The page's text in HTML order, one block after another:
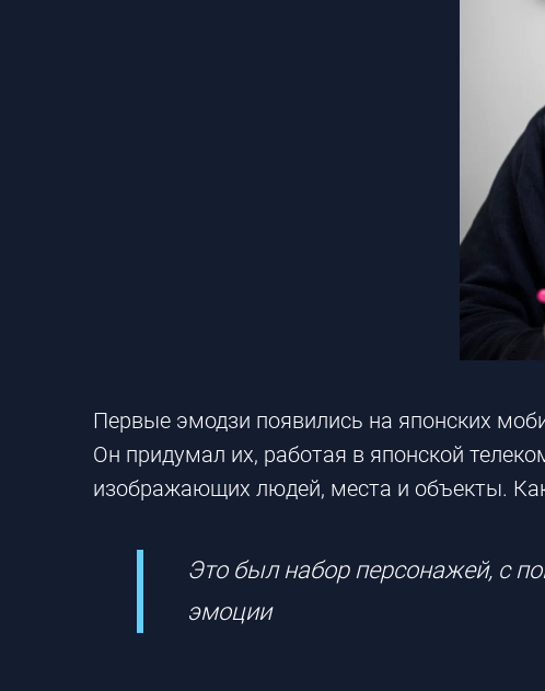
Первые эмодзи появились на японских
Он придумал их, работая в японской
изображающих людей, места и объекты.
Это был набор персонажей, с
эмоции